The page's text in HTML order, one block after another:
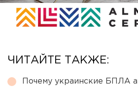
ЧИТАЙТЕ ТАКЖЕ:
Почему украинские БПЛА